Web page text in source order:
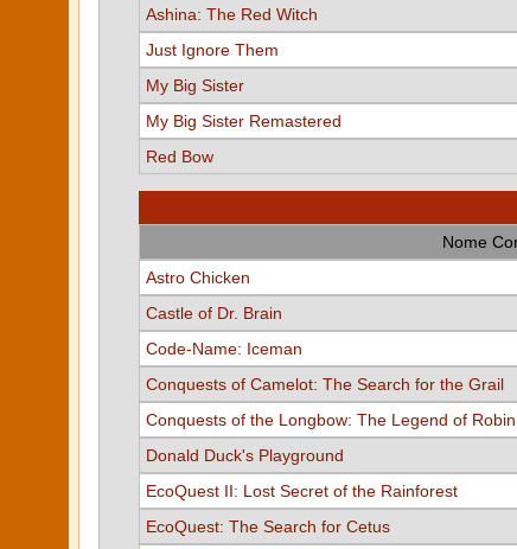
Ashina: The Red Witch
Just Ignore Them
My Big Sister
My Big Sister Remastered
Red Bow
Nome
Astro Chicken
Castle of Dr. Brain
Code-Name: Iceman
Conquests of Camelot: The Search for the Grail
Conquests of the Longbow: The Legend of
Donald Duck's Playground
EcoQuest II: Lost Secret of the Rainforest
EcoQuest: The Search for Cetus